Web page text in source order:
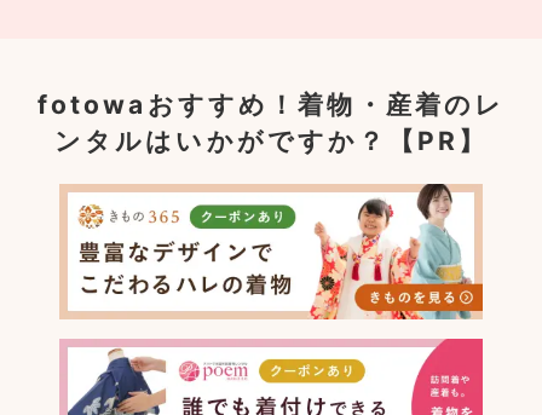
fotowaおすすめ！着物・産着のレ
ンタルはいかがですか？【PR】